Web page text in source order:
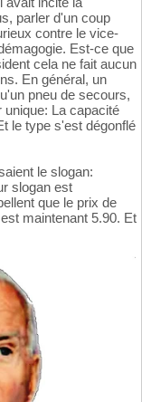
parler d'un coup
contre le vice-
Est-ce que
cela ne fait aucun
En général, un
pneu de secours,
unique: La capacité
le type s'est dégonflé
le slogan:
slogan est
que le prix de
maintenant 5.90. Et